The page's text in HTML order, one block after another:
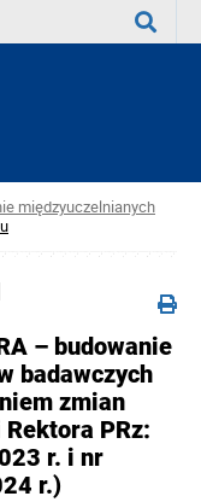
międzyuczelnianych
– budowanie
badawczych
zmian
PRz:
r. i nr
r.)